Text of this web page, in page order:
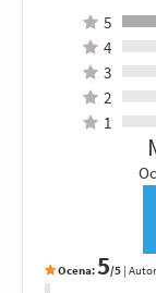
5
4
3
2
1
Ocena:5/5 |